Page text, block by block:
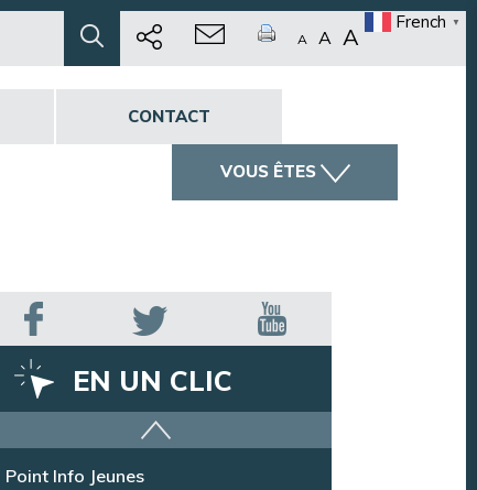
A A A
French ▼
CONTACT
VOUS ÊTES
EN UN CLIC
Offres d’emploi